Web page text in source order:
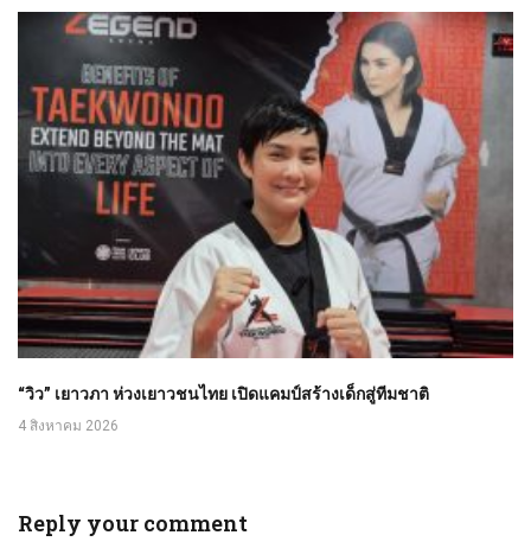
“วิว” เยาวภา ห่วงเยาวชนไทย เปิดแคมป์สร้างเด็กสู่ทีมชาติ
4 สิงหาคม 2026
Reply your comment